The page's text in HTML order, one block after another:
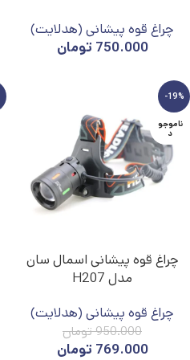
چراغ قوه پیشانی (هدلایت)
750.000 تومان
-19%
ناموجو
د
چراغ قوه پیشانی اسمال سان
مدل H207
چراغ قوه پیشانی (هدلایت)
950.000تومان
769.000 تومان